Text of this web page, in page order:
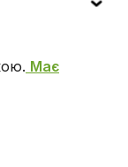
Має